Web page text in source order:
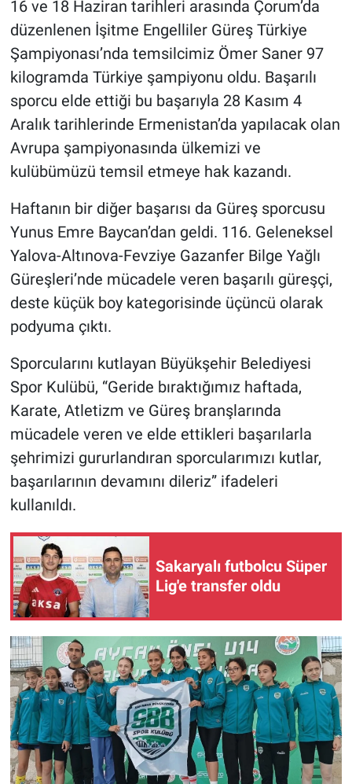
16 ve 18 Haziran tarihleri arasında Çorum’da
düzenlenen İşitme Engelliler Güreş Türkiye
Şampiyonası’nda temsilcimiz Ömer Saner 97
kilogramda Türkiye şampiyonu oldu. Başarılı
sporcu elde ettiği bu başarıyla 28 Kasım 4
Aralık tarihlerinde Ermenistan’da yapılacak olan
Avrupa şampiyonasında ülkemizi ve
kulübümüzü temsil etmeye hak kazandı.
Haftanın bir diğer başarısı da Güreş sporcusu
Yunus Emre Baycan’dan geldi. 116. Geleneksel
Yalova-Altınova-Fevziye Gazanfer Bilge Yağlı
Güreşleri’nde mücadele veren başarılı güreşçi,
deste küçük boy kategorisinde üçüncü olarak
podyuma çıktı.
Sporcularını kutlayan Büyükşehir Belediyesi
Spor Kulübü, “Geride bıraktığımız haftada,
Karate, Atletizm ve Güreş branşlarında
mücadele veren ve elde ettikleri başarılarla
şehrimizi gururlandıran sporcularımızı kutlar,
başarılarının devamını dileriz” ifadeleri
kullanıldı.
Sakaryalı futbolcu Süper
Lig'e transfer oldu